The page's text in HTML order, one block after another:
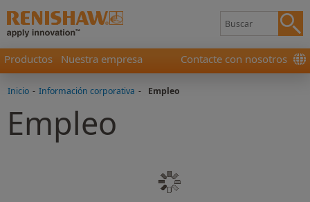
Productos Nuestra empresa Contacte con nosotros
Inicio - Información corporativa - Empleo
Empleo